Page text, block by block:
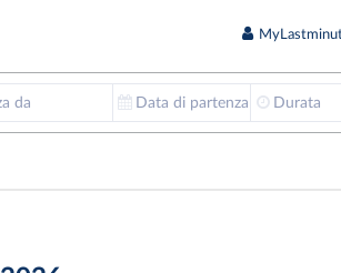
da Data di partenza Durata